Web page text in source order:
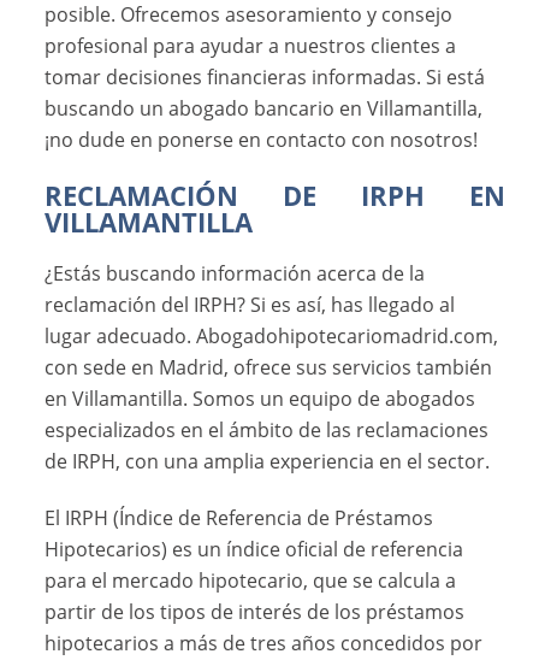
posible. Ofrecemos asesoramiento y consejo
profesional para ayudar a nuestros clientes a
tomar decisiones financieras informadas. Si está
buscando un abogado bancario en Villamantilla,
¡no dude en ponerse en contacto con nosotros!
RECLAMACIÓN DE IRPH EN
VILLAMANTILLA
¿Estás buscando información acerca de la
reclamación del IRPH? Si es así, has llegado al
lugar adecuado. Abogadohipotecariomadrid.com,
con sede en Madrid, ofrece sus servicios también
en Villamantilla. Somos un equipo de abogados
especializados en el ámbito de las reclamaciones
de IRPH, con una amplia experiencia en el sector.
El IRPH (Índice de Referencia de Préstamos
Hipotecarios) es un índice oficial de referencia
para el mercado hipotecario, que se calcula a
partir de los tipos de interés de los préstamos
hipotecarios a más de tres años concedidos por